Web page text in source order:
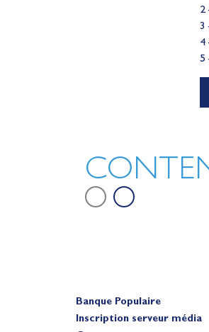
2
3
4
5
Lauriane
Beach, sur
Banque Populaire
Inscription serveur média